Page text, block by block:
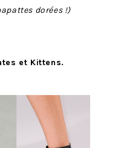
dorées !)
et Kittens.